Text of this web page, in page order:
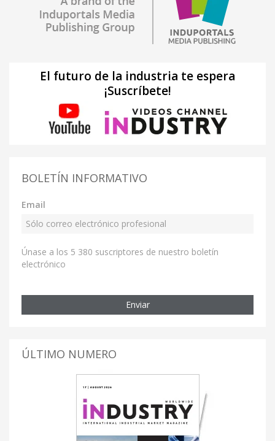
El futuro de la industria te espera
¡Suscríbete!
BOLETÍN INFORMATIVO
Email
Únase a los 5 380 suscriptores de nuestro boletín
electrónico
Enviar
ÚLTIMO NUMERO